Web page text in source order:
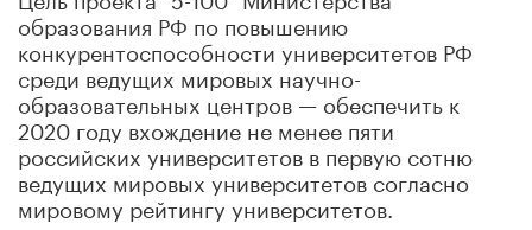
образования РФ по повышению
конкурентоспособности университетов РФ
среди ведущих мировых научно-
образовательных центров — обеспечить к
2020 году вхождение не менее пяти
российских университетов в первую сотню
ведущих мировых университетов согласно
мировому рейтингу университетов.